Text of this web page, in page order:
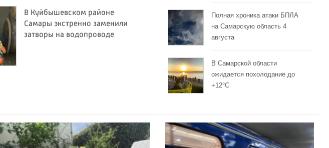
В Куйбышевском районе
Самары экстренно заменили
затворы на водопроводе
Полная хроника атаки БПЛА
на Самарскую область 4
августа
В Самарской области
ожидается похолодание до
+12°C